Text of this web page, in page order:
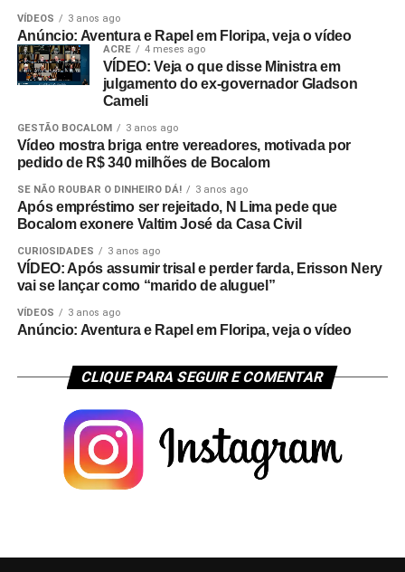
VÍDEOS 3 anos ago
Anúncio: Aventura e Rapel em Floripa, veja o vídeo
ACRE 4 meses ago
VÍDEO: Veja o que disse Ministra em
julgamento do ex-governador Gladson
Cameli
GESTÃO BOCALOM 3 anos ago
Vídeo mostra briga entre vereadores, motivada por
pedido de R$ 340 milhões de Bocalom
SE NÃO ROUBAR O DINHEIRO DÁ! 3 anos ago
Após empréstimo ser rejeitado, N Lima pede que
Bocalom exonere Valtim José da Casa Civil
CURIOSIDADES 3 anos ago
VÍDEO: Após assumir trisal e perder farda, Erisson Nery
vai se lançar como “marido de aluguel”
VÍDEOS 3 anos ago
Anúncio: Aventura e Rapel em Floripa, veja o vídeo
CLIQUE PARA SEGUIR E COMENTAR